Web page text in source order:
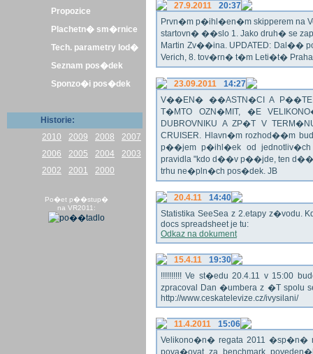
Propozice
Plachetn� sm�rnice
Tech. parametry lod�
Seznam pos�dek
Sponzo�i pos�dek
Historie:
2010
2009 2008
2007
2006
2005 2004
2003
2002
2001 2000
Po�et p��stup�
na VR2011:
27.9.2011
20:37
Prvn�m p�ihl�en�m skipperem na
startovn� ��slo 1. Jako druh� se
Martin Zv��ina. UPDATED: Dal��
Verich, 8. tov�rn� t�m Leti�t� Praha
23.09.2011
14:27
V��EN� ��ASTN�CI A
T�MTO OZN�MIT, �E
DUBROVNIKU A ZP�T V
CRUISER. Hlavn�m rozhod��m
p��jem p�ihl�ek od
pravidla "kdo d��v p��jde, ten
trhu ne�pln�ch pos�dek. JB
20.4.11
14:40
Statistika SeeSea z 2.etapy z�vodu.
docs spreadsheet je tu:
Odkaz na dokument
15.4.11
19:30
!!!!!!!!!! Ve st�edu 20.4.11 v 15:00
zpracoval Dan �umbera z �T spolu
http://www.ceskatelevize.cz/ivysilani/
11.4.2011
15:06
Velikono�n� regata 2011 �sp�n�
pova�ovat za benchmark